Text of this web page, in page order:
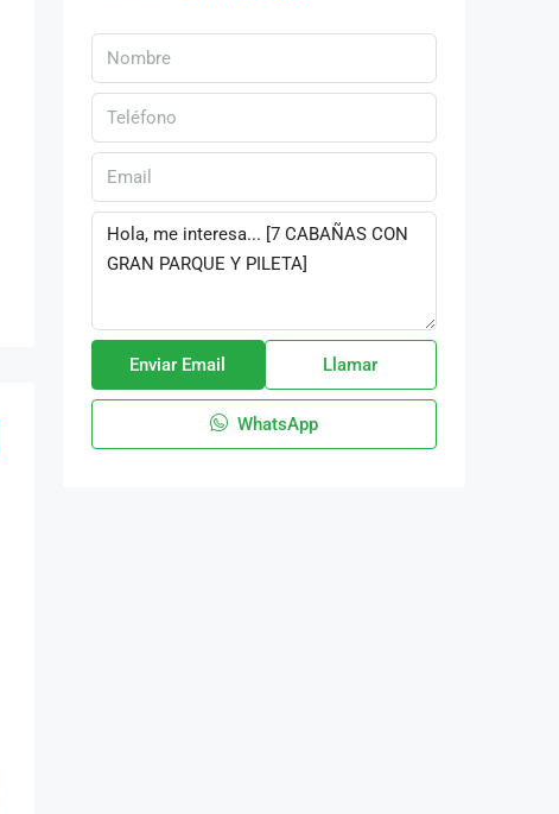
Enviar Email Llamar
WhatsApp